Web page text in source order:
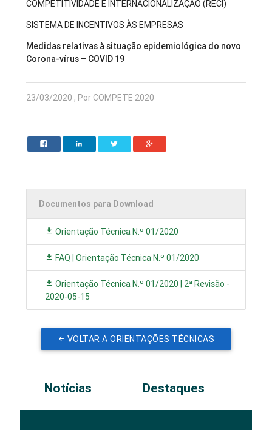
COMPETITIVIDADE E INTERNACIONALIZAÇÃO (RECI)
SISTEMA DE INCENTIVOS ÀS EMPRESAS
Medidas relativas à situação epidemiológica do novo
Corona-vírus – COVID 19
23/03/2020 , Por COMPETE 2020
Documentos para Download
Orientação Técnica N.º 01/2020
FAQ | Orientação Técnica N.º 01/2020
Orientação Técnica N.º 01/2020 | 2ª Revisão -
2020-05-15
VOLTAR A ORIENTAÇÕES TÉCNICAS
Notícias Destaques